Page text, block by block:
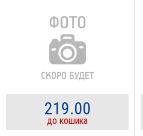
219.00
до кошика